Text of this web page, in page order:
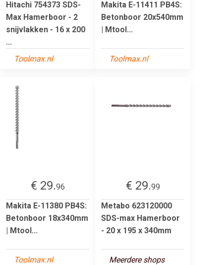
Hitachi 754373 SDS-
Max Hamerboor - 2
snijvlakken - 16 x 200
...
Toolmax.nl
Makita E-11411 PB4S:
Betonboor 20x540mm
| Mtool...
Toolmax.nl
€ 29.96
Makita E-11380 PB4S:
Betonboor 18x340mm
| Mtool...
Toolmax.nl
€ 29.99
Metabo 623120000
SDS-max Hamerboor
- 20 x 195 x 340mm
Meerdere shops